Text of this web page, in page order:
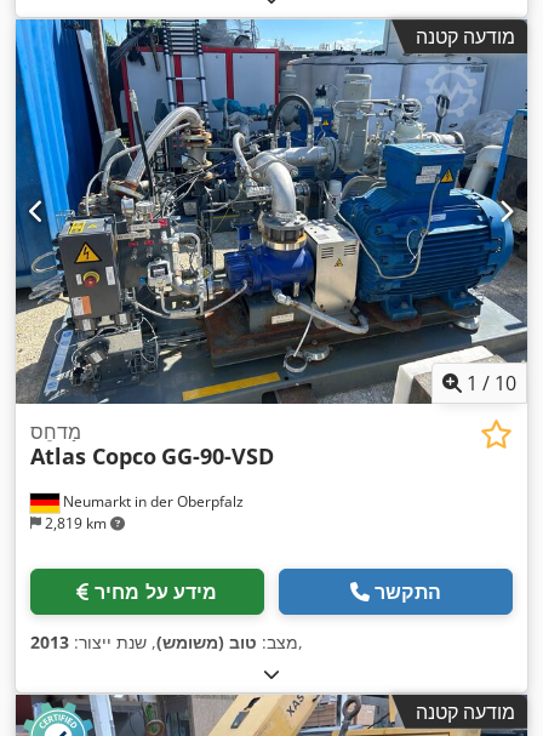
מודעה קטנה
1 / 10
Neumarkt in der Oberpfalz
2,819 km
מַדחֵס
Atlas Copco GG-90-VSD
מידע על מחיר התקשר
מצב: טוב (משומש), שנת ייצור: 2013 ,
מודעה קטנה